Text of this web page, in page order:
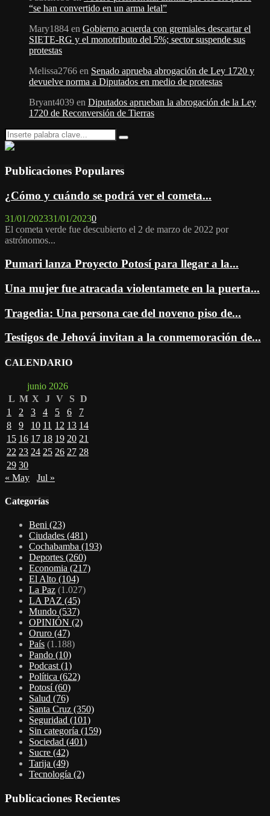
“se han convertido en un arma letal”
Mary1884 en Gobierno acuerda con gremiales descartar el
SIETE-RG y el monotributo del 5%; sector suspende sus
protestas
Melissa2766 en Senado aprueba abrogación de Ley 1720 y
devuelve norma a Diputados en medio de protestas
Bryant4039 en Diputados aprueban la abrogación de la Ley
1720 de Reconversión de Tierras
Search
for:
Search
Publicaciones Populares
¿Cómo y cuándo se podrá ver el cometa...
31/01/202331/01/20230
El cometa verde fue descubierto el 2 de marzo de 2022 por
astrónomos...
Pumari lanza Proyecto Potosí para llegar a la...
Una mujer fue atracada violentamete en la puerta...
Tragedia: Una persona cae del noveno piso de...
Testigos de Jehová invitan a la conmemoración de...
CALENDARIO
junio 2026
L M X J V S D
1
2 3 4 5 6
7
8
9 10 11 12 13 14
15 16 17 18 19 20 21
22 23 24 25 26 27 28
29 30
« May
Jul »
Categorías
Beni (23)
Ciudades (481)
Cochabamba (193)
Deportes (260)
Economia (217)
El Alto (104)
La Paz (1.027)
LA PAZ (45)
Mundo (537)
OPINIÓN (2)
Oruro (47)
País (1.188)
Pando (10)
Podcast (1)
Política (622)
Potosí(60)
Salud (76)
Santa Cruz (350)
Seguridad (101)
Sin categoría (159)
Sociedad (401)
Sucre (42)
Tarija (49)
Tecnología (2)
Publicaciones Recientes